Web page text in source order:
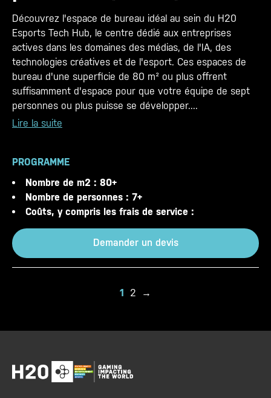
Découvrez l'espace de bureau idéal au sein du H20
Esports Tech Hub, le centre dédié aux entreprises
actives dans les domaines des médias, de l'IA, des
technologies créatives et de l'esport. Ces espaces de
bureau d'une superficie de 80 m² ou plus offrent
suffisamment d'espace pour que votre équipe de sept
personnes ou plus puisse se développer....
Lire la suite
PROGRAMME
Nombre de m2 : 80+
Nombre de personnes : 7+
Coûts, y compris les frais de service :
Demander un devis
1 2 →